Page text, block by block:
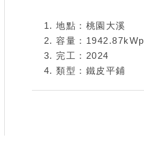
地點：桃園大溪
容量：1942.87kWp
完工：2024
類型：鐵皮平鋪